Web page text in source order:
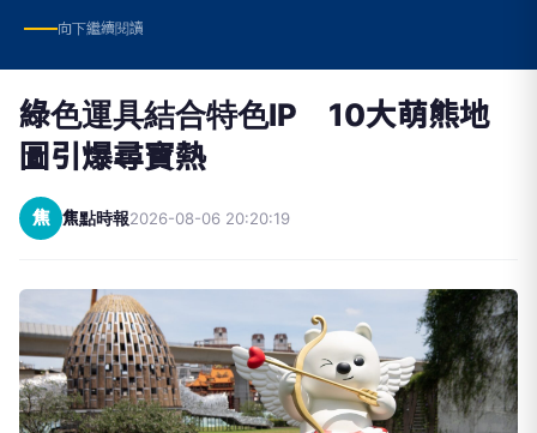
向下繼續閱讀
綠色運具結合特色IP 10大萌熊地
圖引爆尋寶熱
焦 焦點時報2026-08-06 20:20:19